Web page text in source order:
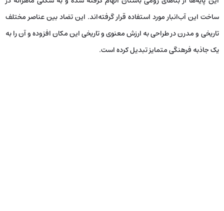
ساخت این آب‌انبار مورد استفاده قرار گرفته‌اند. این تضاد بین عناصر مختلف
تاریخی و مدرن در طراحی به ارزش معنوی و تاریخی این مکان افزوده و آن را به
یک جاذبه فرهنگی متمایز تبدیل کرده است.